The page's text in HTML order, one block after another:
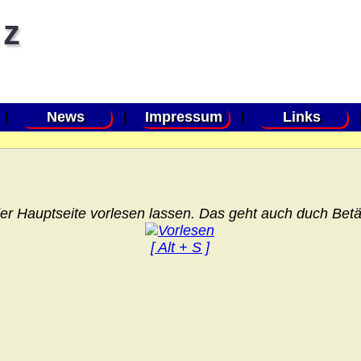
News Impressum Links
Hauptseite vorlesen lassen. Das geht auch duch
[ Alt + S ]